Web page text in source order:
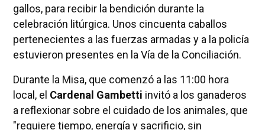
gallos, para recibir la bendición durante la
celebración litúrgica. Unos cincuenta caballos
pertenecientes a las fuerzas armadas y a la policía
estuvieron presentes en la Vía de la Conciliación.
Durante la Misa, que comenzó a las 11:00 hora
local, el Cardenal Gambetti invitó a los ganaderos
a reflexionar sobre el cuidado de los animales, que
"requiere tiempo, energía y sacrificio, sin